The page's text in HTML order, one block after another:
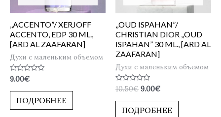
,,ACCENTO”/ XERJOFF
ACCENTO, EDP 30 ML.,
[ARD AL ZAAFARAN]
Духи с маленьким объемом
Оценка
0
из
9.00€
ПОДРОБНЕЕ
,,OUD ISPAHAN”/
CHRISTIAN DIOR ,,OUD
ISPAHAN” 30 ML., [ARD AL
ZAAFARAN]
Духи с маленьким объемом
Оценка
0
из
10.50€ 9.00€
ПОДРОБНЕЕ